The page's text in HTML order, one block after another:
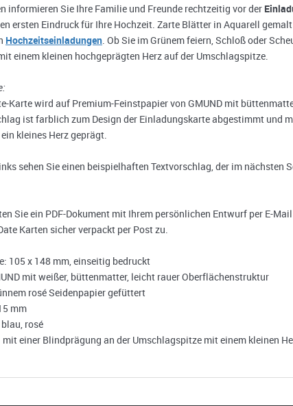
informieren Sie Ihre Familie und Freunde rechtzeitig vor der
ersten Eindruck für Ihre Hochzeit. Zarte Blätter in Aquarell
Hochzeitseinladungen. Ob Sie im Grünem feiern, Schloß oder
einem kleinen hochgeprägten Herz auf der Umschlagspitze.
Karte wird auf Premium-Feinstpapier von GMUND mit
ist farblich zum Design der Einladungskarte abgestimmt und
kleines Herz geprägt.
sehen Sie einen beispielhaften Textvorschlag, der im
Sie ein PDF-Dokument mit Ihrem persönlichen Entwurf per E-
Karten sicher verpackt per Post zu.
105 x 148 mm, einseitig bedruckt
mit weißer, büttenmatter, leicht rauer Oberflächenstruktur
rosé Seidenpapier gefüttert
mm
rosé
einer Blindprägung an der Umschlagspitze mit einem kleinen